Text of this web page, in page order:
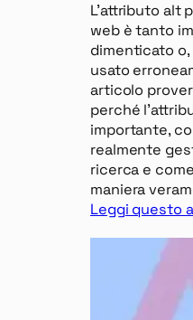
L’attributo alt
web è tanto
dimenticato
usato
articolo
perché
importante,
realmente
ricerca e
maniera
Leggi questo